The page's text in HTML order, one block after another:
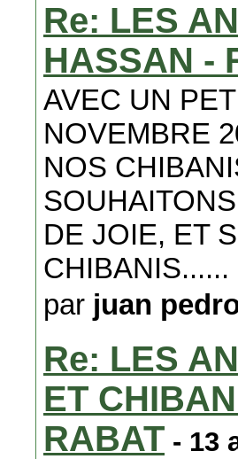
Re: LES
HASSAN -
AVEC UN
NOVEMBRE
NOS
DE JOIE, ET
CHIBANIS......
par juan
Re: LES
ET
RABAT - 13